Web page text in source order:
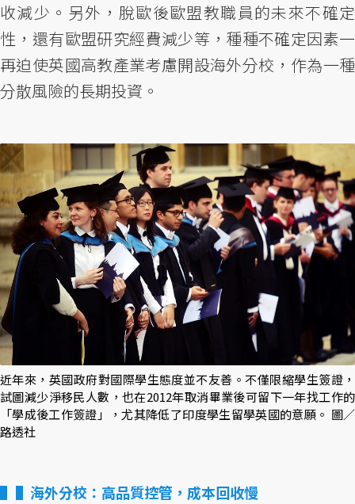
收減少。另外，脫歐後歐盟教職員的未來不確定
性，還有歐盟研究經費減少等，種種不確定因素一
再迫使英國高教產業考慮開設海外分校，作為一種
分散風險的長期投資。
近年來，英國政府對國際學生態度並不友善。不僅限縮學生簽證，
試圖減少淨移民人數，也在2012年取消畢業後可留下一年找工作的
「學成後工作簽證」，尤其降低了印度學生留學英國的意願。 圖／
路透社
▌海外分校：高品質控管，成本回收慢